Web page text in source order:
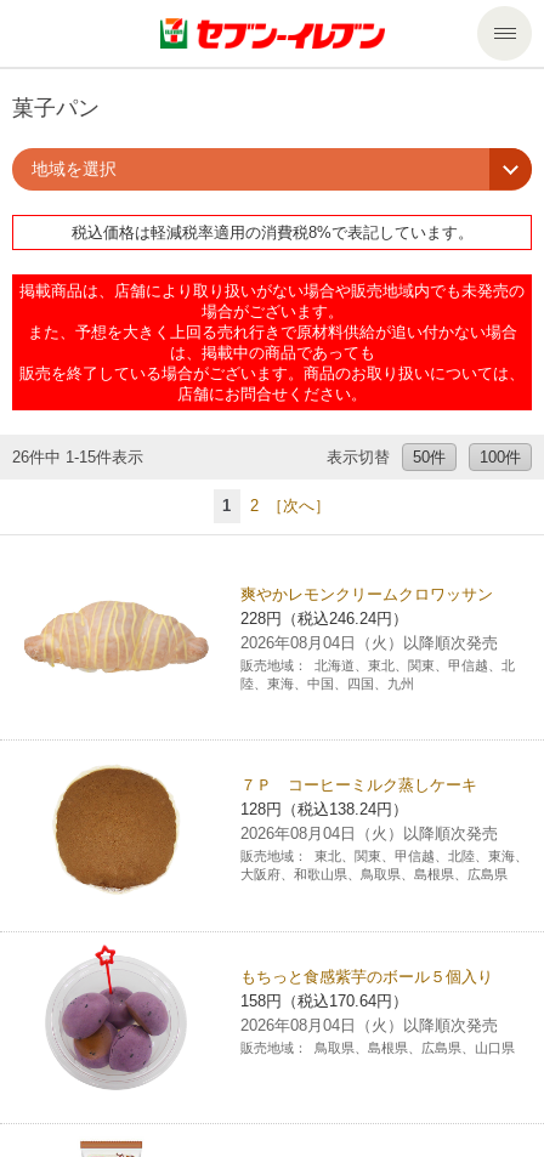
商品のご案内
商品のご案内トップ
今週の新商品
商品カテゴリ一覧
食の安全・安心への取組み
プリペイドカード・金券
セール・キャンペーン
サービス
nanacoトップ
マルチコピー機でできることトップ
プリント
ファクス
チケット
スポーツ振興くじ
行政サービス
保険
切手・はがき・印紙
ご利用可能なお支払い方法
各種料金のお支払い
レジでApple Accountにチャージ
オンラインフォトサービス
コインランドリー（店舗限定）
セブンチケット
イープラス
CNプレイガイド
セブン‐イレブンでお受取り
セブンネットショッピング
企業情報トップ
ニュースリリース
会社概要
国内店舗数
セブン‐イレブンの海外事業
データで見るセブン‐イレブン
セブン‐イレブンの「商品力」
私たちの取組み
サステナビリティ
セブン＆アイ・ホールディングスの重点課題
サステナビリティ活動基本方針
GREEN CHALLENGE 2050
4VISIONS
サステナビリティレポート
報告書ライブラリー
加盟店オーナー募集 物件募集・購入
アルバイト情報 採用情報
店舗検索
ネットショッピング
お問い合わせ
Language
English (Corporate)
中文[繁體字](服務)
简体中文(服务)
한국어(서비스)
ภาษาไทย(บริการ)
菓子パン
地域を選択
税込価格は軽減税率適用の消費税8%で表記しています。
掲載商品は、店舗により取り扱いがない場合や販売地域内でも未発売の
場合がございます。
また、予想を大きく上回る売れ行きで原材料供給が追い付かない場合
は、掲載中の商品であっても
販売を終了している場合がございます。商品のお取り扱いについては、
店舗にお問合せください。
26件中 1-15件表示 表示切替 50件 100件
1 2 ［次へ］
爽やかレモンクリームクロワッサン
228円（税込246.24円）
2026年08月04日（火）以降順次発売
販売地域：
北海道、東北、関東、甲信越、北
陸、東海、中国、四国、九州
７Ｐ コーヒーミルク蒸しケーキ
128円（税込138.24円）
2026年08月04日（火）以降順次発売
販売地域：
東北、関東、甲信越、北陸、東海、
大阪府、和歌山県、鳥取県、島根県、広島県
もちっと食感紫芋のボール５個入り
158円（税込170.64円）
2026年08月04日（火）以降順次発売
販売地域： 鳥取県、島根県、広島県、山口県